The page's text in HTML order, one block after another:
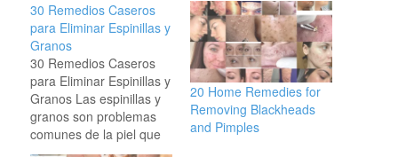
30 Remedios Caseros
para Eliminar Espinillas y
Granos
30 Remedios Caseros
para Eliminar Espinillas y
Granos Las espinillas y
granos son problemas
comunes de la piel que
afectan a muchas
20 Home Remedies for
Removing Blackheads
and Pimples